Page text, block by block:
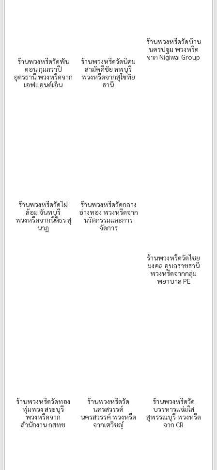
ร้านพวงหรีดวัดพัน
ดอน กุมภวาปี
อุดรธานี พวงหรีดจาก
เอฟแอนด์เอ็น
ร้านพวงหรีดวัดนิคม
สามัคคีชัย ลพบุรี
พวงหรีดจากสุโขทัย
ธานี
ร้านพวงหรีดวัดบ้าน
นครปฐม พวงหรีด
จาก Nigiwai Group
ร้านพวงหรีดวัดไผ่
ล้อม จันทบุรี
พวงหรีดจากนิติธร สุ
นาฏ
ร้านพวงหรีดวัดกลาง
อ่างทอง พวงหรีดจาก
นวัตกรรมและการ
จัดการ
ร้านพวงหรีดวัดไชย
มงคล อุบลราชธานี
พวงหรีดจากกลุ่ม
พยาบาล PE
ร้านพวงหรีดวัดทอง
พุ่มพวง สระบุรี
พวงหรีดจาก
สำนักงาน กสทช
ร้านพวงหรีดวัด
นครสวรรค์
นครสวรรค์ พวงหรีด
จากเตวิชญ์
ร้านพวงหรีดวัด
บรรหารแจ่มใส
สุพรรณบุรี พวงหรีด
จาก CR